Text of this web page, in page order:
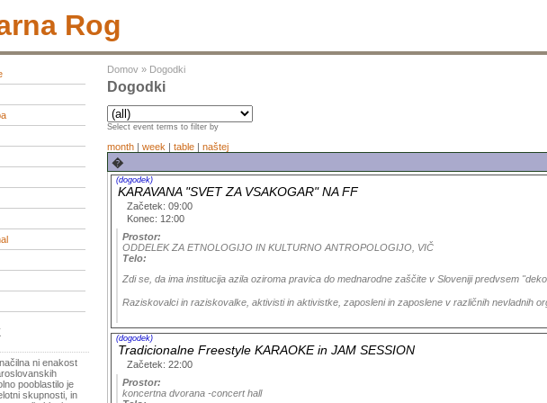
Rog
ni enakost
pooblastilo je
skupnosti, in
Domov » Dogodki
Dogodki
Select event terms to filter by
month | week | table | naštej
�
(dogodek)
KARAVANA "SVET ZA VSAKOGAR" NA FF
Začetek: 09:00
Konec: 12:00
Prostor:
ODDELEK ZA ETNOLOGIJO IN KULTURNO ANTROPOLOGIJO, VIČ
Telo:
Zdi se, da ima institucija azila oziroma pravica do mednarodne zaščite v Sloveniji predvsem
Raziskovalci in raziskovalke, aktivisti in aktivistke, zaposleni in zaposlene v različnih nevladnih
(dogodek)
Tradicionalne Freestyle KARAOKE in JAM SESSION
Začetek: 22:00
Prostor:
koncertna dvorana -concert hall